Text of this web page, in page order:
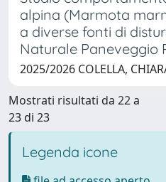
alpina (Marmota
a diverse fonti di
Naturale Paneveggio
2025/2026 COLELLA,
Mostrati risultati da 22 a
23 di 23
Legenda icone